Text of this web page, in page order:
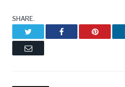
SHARE.
TwitterFacebook
Email